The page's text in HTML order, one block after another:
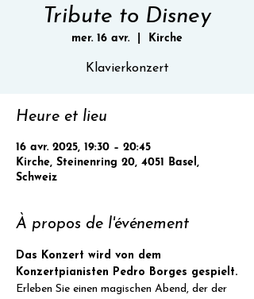
Tribute to Disney
mer. 16 avr. Kirche
Klavierkonzert
Heure et lieu
16 avr. 2025, 19:30 – 20:45
Kirche, Steinenring 20, 4051 Basel,
Schweiz
À propos de l'événement
Das Konzert wird von dem
Konzertpianisten Pedro Borges gespielt.
Erleben Sie einen magischen Abend, der der